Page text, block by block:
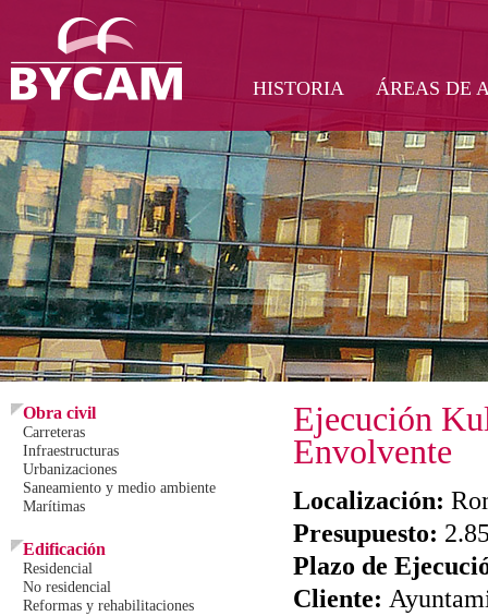
HISTORIA ÁREAS DE
Obra civil
Carreteras
Infraestructuras
Urbanizaciones
Saneamiento y medio ambiente
Marítimas
Edificación
Residencial
No residencial
Reformas y rehabilitaciones
Ejecución
Envolvente
Localización:
Presupuesto:
Plazo de
Cliente: